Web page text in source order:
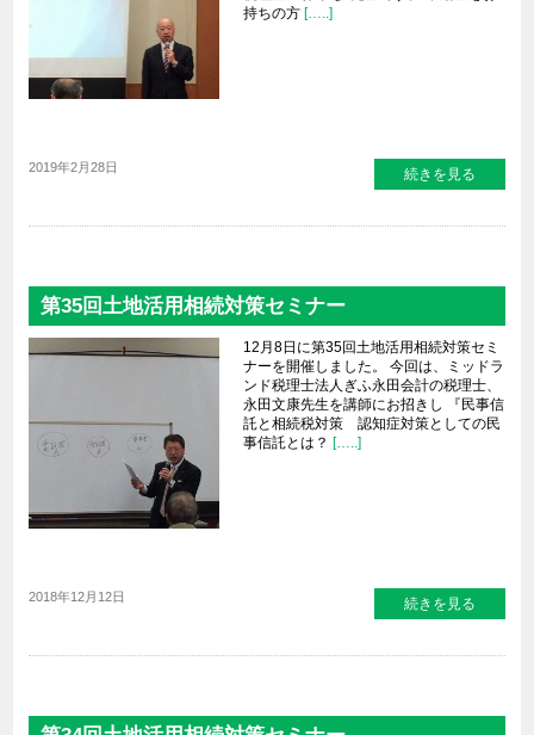
持ちの方[…..]
2019年2月28日 続きを見る
第35回土地活用相続対策セミナー
12月8日に第35回土地活用相続対策セミ
ナーを開催しました。 今回は、ミッドラ
ンド税理士法人ぎふ永田会計の税理士、
永田文康先生を講師にお招きし 『民事信
託と相続税対策 認知症対策としての民
事信託とは？ […..]
2018年12月12日 続きを見る